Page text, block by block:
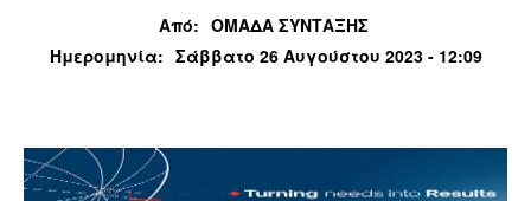
Από: ΟΜΑΔΑ ΣΥΝΤΑΞΗΣ
Ημερομηνία: Σάββατο 26 Αυγούστου 2023 - 12:09